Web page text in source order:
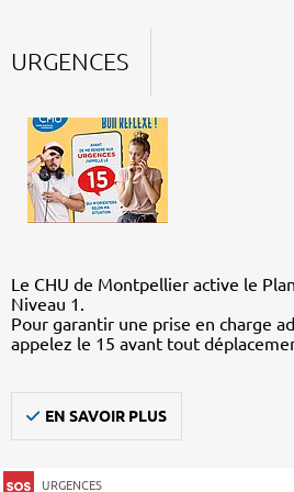
URGENCES
Le CHU de Montpellier active le
Niveau 1.
Pour garantir une prise en charge
appelez le 15 avant tout
EN SAVOIR PLUS
URGENCES